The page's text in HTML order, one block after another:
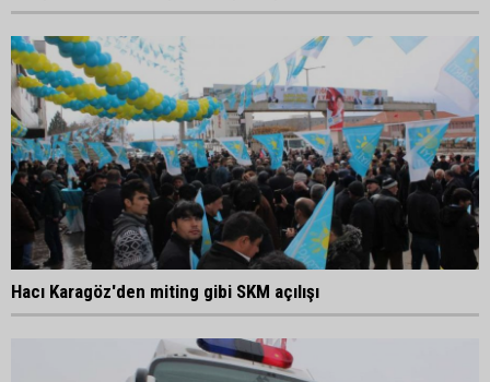
Hacı Karagöz'den miting gibi SKM açılışı